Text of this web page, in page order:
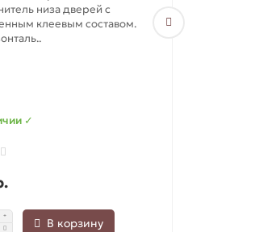
низа дверей с
клеевым составом.
✓
В корзину